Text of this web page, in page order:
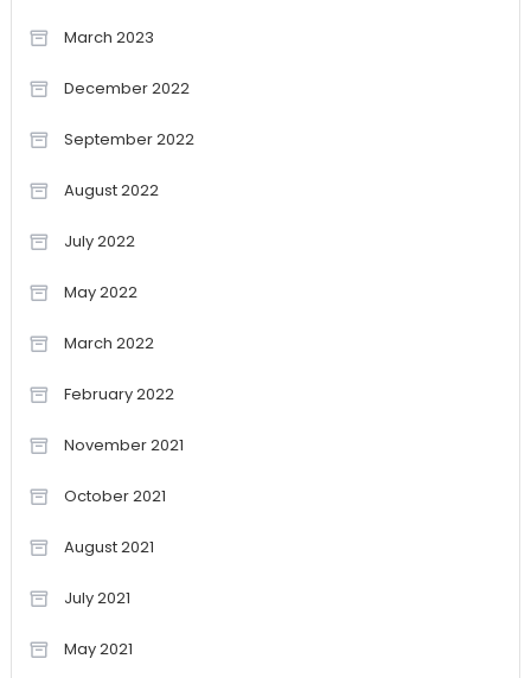
March 2023
December 2022
September 2022
August 2022
July 2022
May 2022
March 2022
February 2022
November 2021
October 2021
August 2021
July 2021
May 2021